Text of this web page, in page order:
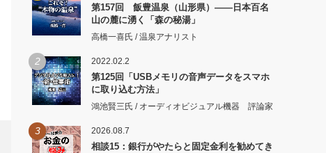
第157回 飯豊温泉（山形県）――日本百名
山の麓に湧く「森の秘湯」
高橋一喜氏 / 温泉アナリスト
2 2022.02.2
第125回「USBメモリの音声データをスマホ
に取り込む方法」
鴻池賢三氏 / オーディオビジュアル機器 評論家
3 2026.08.7
相談15：銀行がやたらと固定金利を勧めてき